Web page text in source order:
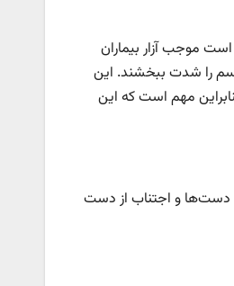
موجب آزار بیماران
آسم را شدت ببخشند. این
مهم است که این
دست‌ها و اجتناب از دست